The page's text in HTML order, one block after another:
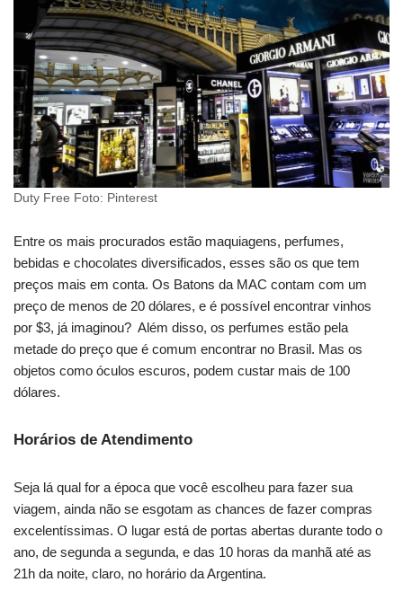
Duty Free Foto: Pinterest
Entre os mais procurados estão maquiagens, perfumes,
bebidas e chocolates diversificados, esses são os que tem
preços mais em conta. Os Batons da MAC contam com um
preço de menos de 20 dólares, e é possível encontrar vinhos
por $3, já imaginou? Além disso, os perfumes estão pela
metade do preço que é comum encontrar no Brasil. Mas os
objetos como óculos escuros, podem custar mais de 100
dólares.
Horários de Atendimento
Seja lá qual for a época que você escolheu para fazer sua
viagem, ainda não se esgotam as chances de fazer compras
excelentíssimas. O lugar está de portas abertas durante todo o
ano, de segunda a segunda, e das 10 horas da manhã até as
21h da noite, claro, no horário da Argentina.